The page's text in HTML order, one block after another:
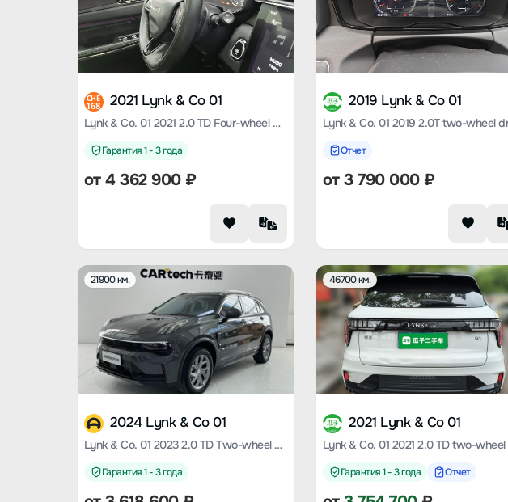
CHE
168 2021 Lynk & Co 01
Lynk & Co. 01 2021 2.0 TD Four-wheel drive Night Edition
Гарантия 1 - 3 года
от4 362 900₽
2019 Lynk & Co 01
Отчет
от3 790 000₽
21900 км.
2024 Lynk & Co 01
Lynk & Co. 01 2023 2.0 TD Two-wheel drive Asian Games Version
Гарантия 1 - 3 года
46700 км.
2021 Lynk & Co 01
Гарантия 1 - 3 года Отчет